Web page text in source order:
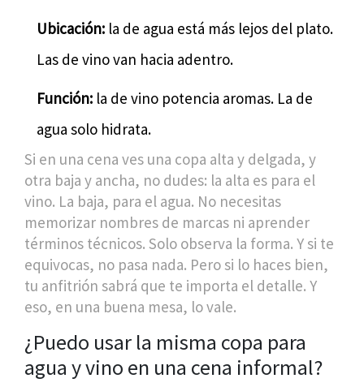
Ubicación: la de agua está más lejos del plato.
Las de vino van hacia adentro.
Función: la de vino potencia aromas. La de
agua solo hidrata.
Si en una cena ves una copa alta y delgada, y
otra baja y ancha, no dudes: la alta es para el
vino. La baja, para el agua. No necesitas
memorizar nombres de marcas ni aprender
términos técnicos. Solo observa la forma. Y si te
equivocas, no pasa nada. Pero si lo haces bien,
tu anfitrión sabrá que te importa el detalle. Y
eso, en una buena mesa, lo vale.
¿Puedo usar la misma copa para
agua y vino en una cena informal?